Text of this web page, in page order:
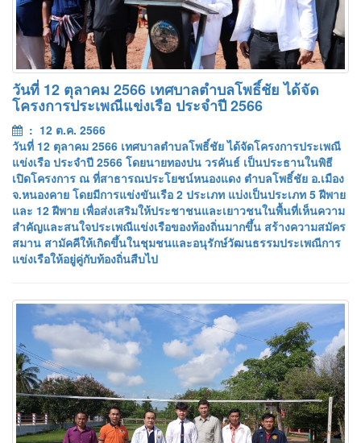
วันที่ 12 ตุลาคม 2566 เทศบาลตำบลโพธิ์ชัย ได้จัด
โครงการประเพณีแข่งเรือ ประจำปี 2566
: 12 ต.ค. 2566
วันที่ 12 ตุลาคม 2566 เทศบาลตำบลโพธิ์ชัย ได้จัดโครงการประเพณี
แข่งเรือ ประจำปี 2566 โดยนายทองปน วรคันธ์ เป็นประธานในพิธี
เปิดโครงการ ณ ที่สาธารณประโยชน์หนองแดง ตำบลโพธิ์ชัย อ.เมือง
จ.หนองคาย โดยมีการแข่งขันเรือ 2 ประเภท แบ่งเป็นประเภท 5 ฝีพาย
และ 12 ฝีพาย เพื่อส่งเสริมให้ประชาชนและเยาวชนในพื้นที่เห็นความ
สำคัญและสนใจประเพณีแข่งเรือของท้องถิ่นมากขึ้น สร้างความสมัคร
สมาน สามัคคีให้เกิดขึ้นในชุมชนและอนุรักษ์วัฒนธรรมประเพณีการ
แข่งเรือให้อยู่คู่กับท้องถิ่นสืบไป